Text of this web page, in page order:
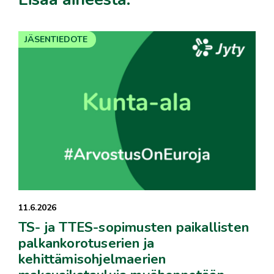
11.6.2026
TS- ja TTES-sopimusten paikallisten
palkankorotuserien ja
kehittämisohjelmaerien
JÄSENTIEDOTE